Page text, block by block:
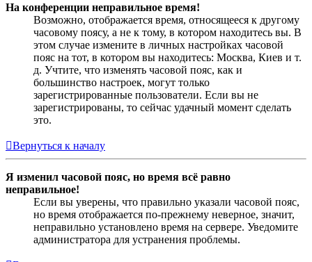
На конференции неправильное время!
Возможно, отображается время, относящееся к другому
часовому поясу, а не к тому, в котором находитесь вы. В
этом случае измените в личных настройках часовой
пояс на тот, в котором вы находитесь: Москва, Киев и т.
д. Учтите, что изменять часовой пояс, как и
большинство настроек, могут только
зарегистрированные пользователи. Если вы не
зарегистрированы, то сейчас удачный момент сделать
это.
Вернуться к началу
Я изменил часовой пояс, но время всё равно
неправильное!
Если вы уверены, что правильно указали часовой пояс,
но время отображается по-прежнему неверное, значит,
неправильно установлено время на сервере. Уведомите
администратора для устранения проблемы.